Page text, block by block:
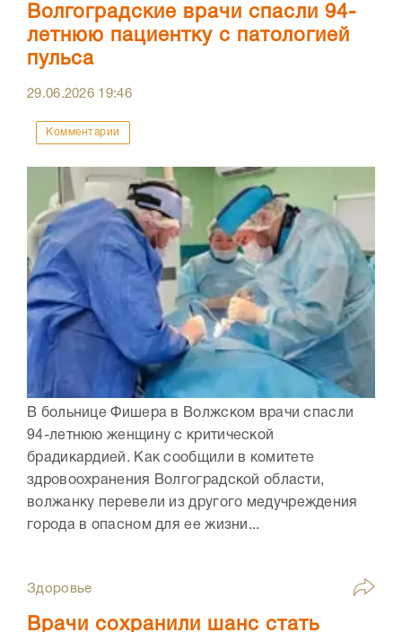
Волгоградские врачи спасли 94-
летнюю пациентку с патологией
пульса
29.06.2026 19:46
Комментарии
В больнице Фишера в Волжском врачи спасли
94-летнюю женщину с критической
брадикардией. Как сообщили в комитете
здровоохранения Волгоградской области,
волжанку перевели из другого медучреждения
города в опасном для ее жизни...
Здоровье
Врачи сохранили шанс стать